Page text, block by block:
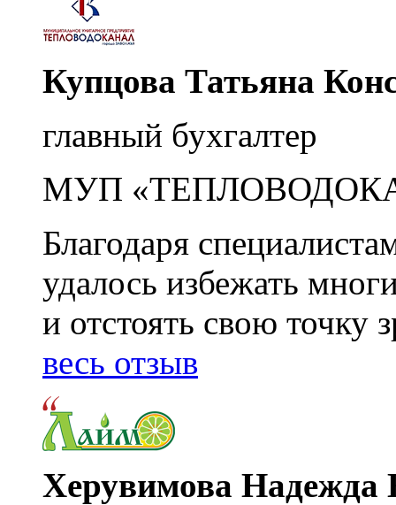
Купцова Татьяна
главный бухгалтер
МУП
Благодаря
удалось избежать
и отстоять свою
весь отзыв
Херувимова Надежда